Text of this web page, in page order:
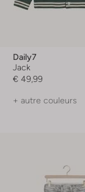
Daily7
Jack
€ 49,99
+ autre couleurs